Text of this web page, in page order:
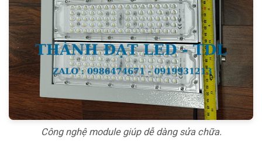
Công nghệ module giúp dễ dàng sửa chữa.